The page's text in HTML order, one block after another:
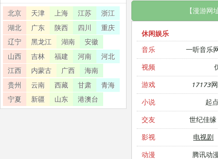
【漫游网
休闲娱乐
音乐
一听音乐
视频
游戏 17173
小说 起
交友 世纪佳缘
影视 电视剧
动漫 腾讯动
北京 天津 上海 江苏
浙江
湖北
广东 陕西 四川
重庆
辽宁
黑龙江 湖南
安徽
山西
吉林 福建 河南
河北
江西
内蒙古 广西
海南
贵州
云南 西藏 甘肃
青海
宁夏
新疆 山东 港澳台